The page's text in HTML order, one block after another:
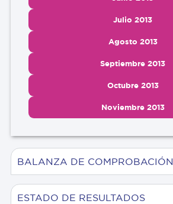
Julio 2013
Agosto 2013
Septiembre 2013
Octubre 2013
Noviembre 2013
BALANZA DE COMPROBACIÓN
ESTADO DE RESULTADOS